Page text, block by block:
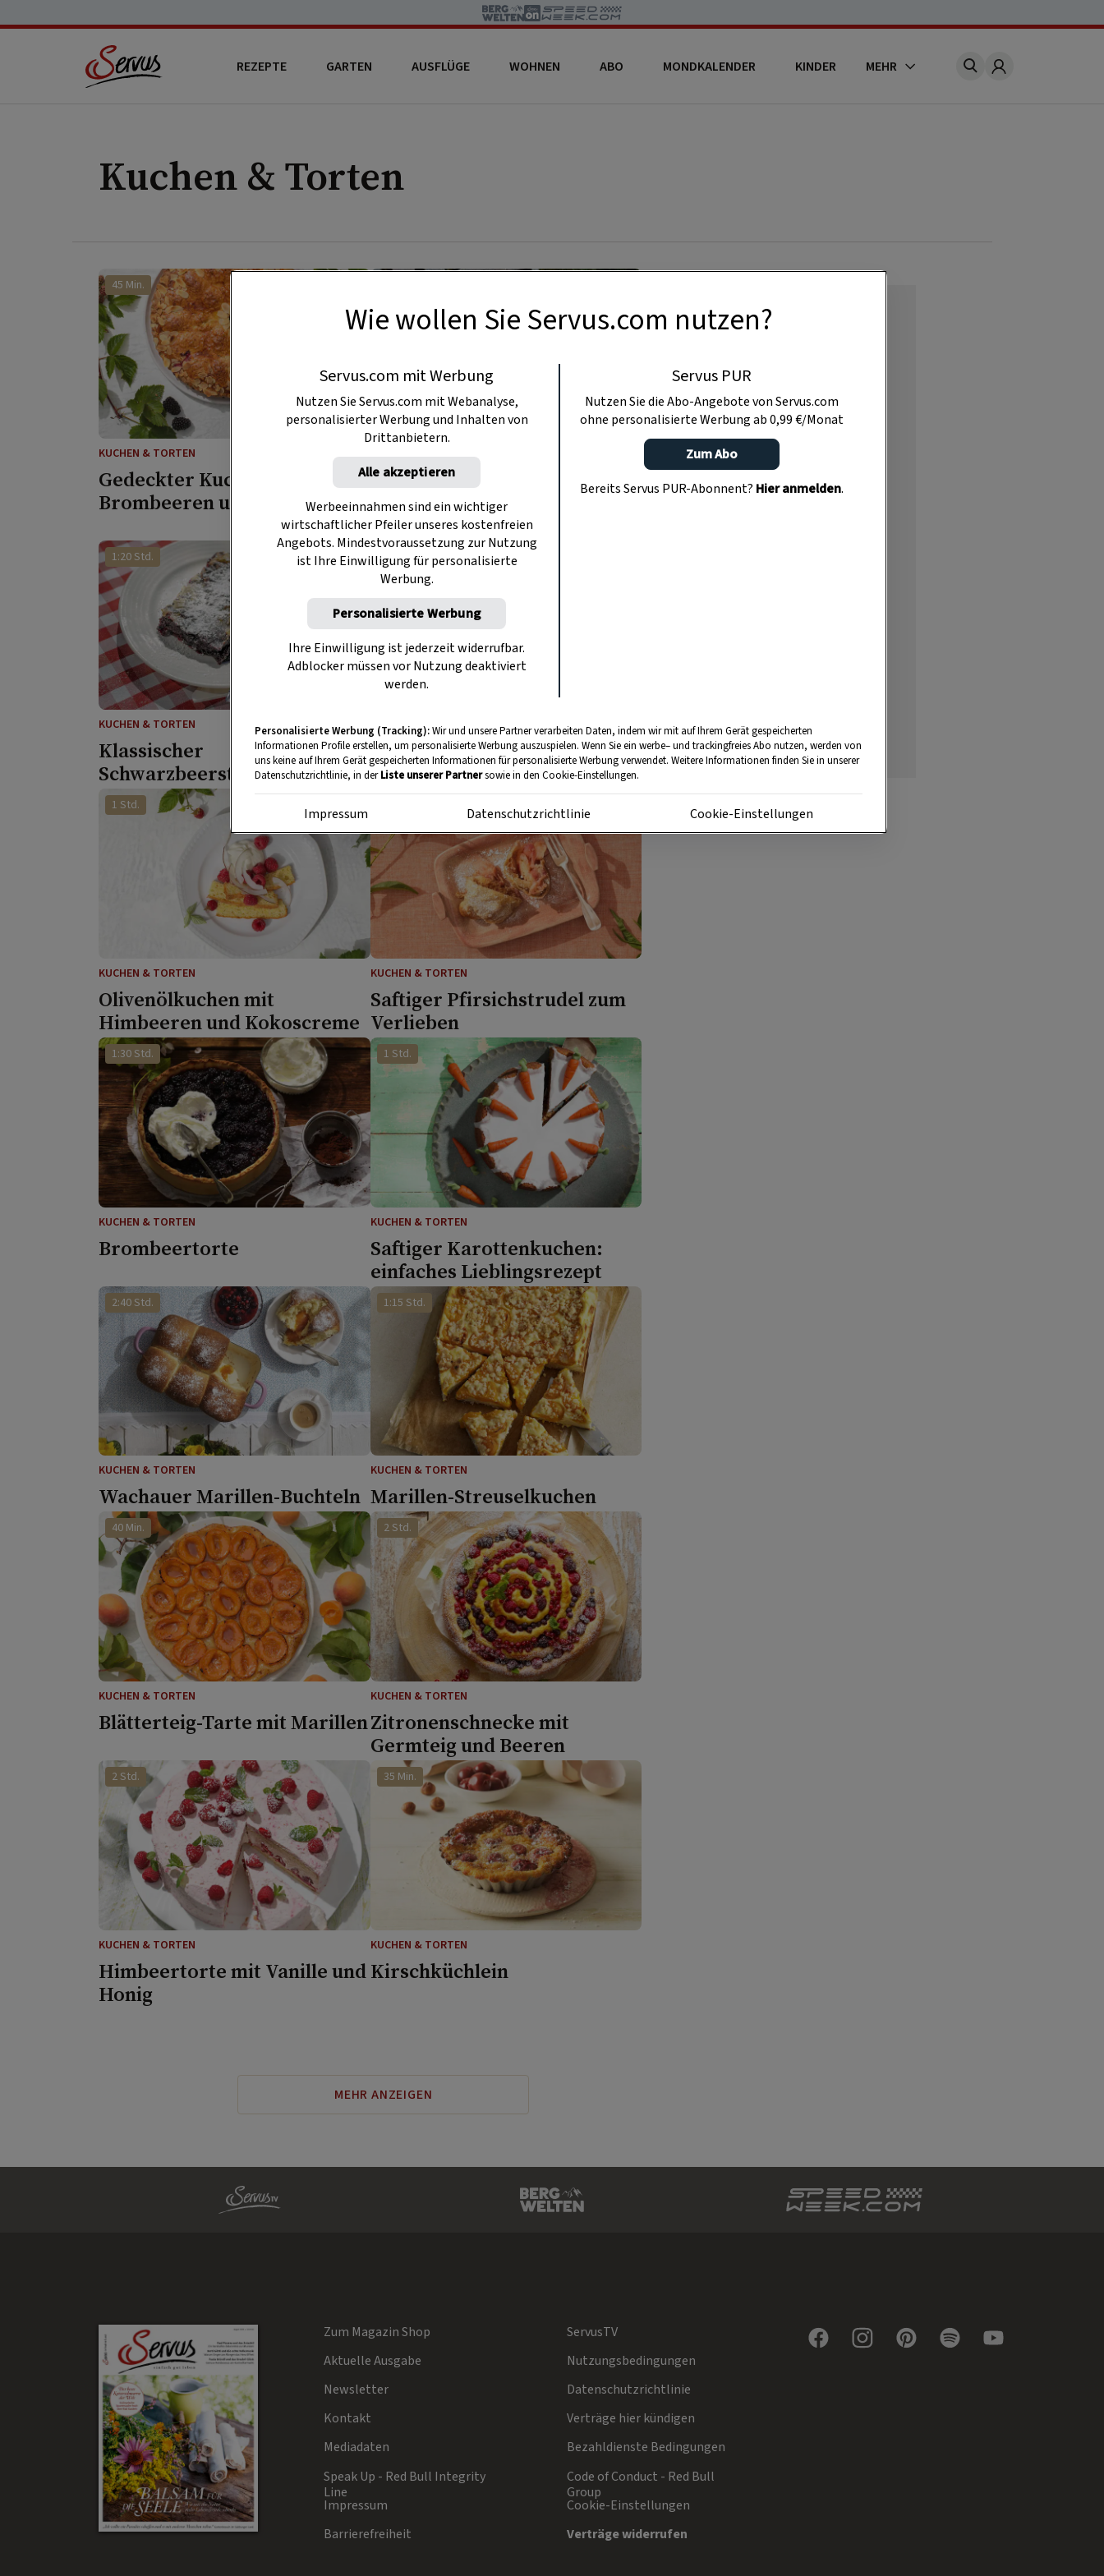
REZEPTE GARTEN AUSFLÜGE WOHNEN ABO MONDKALENDER KINDER MEHR Account
Kuchen & Torten
45 Min.
KUCHEN & TORTEN
Gedeckter Kuchen mit
Brombeeren und Mandeln
KUCHEN & TORTEN
Marillentarte von
Seminarbäuerin Magdalena
Neubauer
1:20 Std.
KUCHEN & TORTEN
Klassischer
Schwarzbeerstrudel
50 Min.
KUCHEN & TORTEN
Saftiger Kirschkuchen
1 Std.
KUCHEN & TORTEN
Olivenölkuchen mit
Himbeeren und Kokoscreme
KUCHEN & TORTEN
Saftiger Pfirsichstrudel zum
Verlieben
1:30 Std.
KUCHEN & TORTEN
Brombeertorte
1 Std.
KUCHEN & TORTEN
Saftiger Karottenkuchen:
einfaches Lieblingsrezept
2:40 Std.
KUCHEN & TORTEN
Wachauer Marillen-Buchteln
1:15 Std.
KUCHEN & TORTEN
Marillen-Streuselkuchen
40 Min.
KUCHEN & TORTEN
Blätterteig-Tarte mit Marillen
2 Std.
KUCHEN & TORTEN
Zitronenschnecke mit
Germteig und Beeren
2 Std.
KUCHEN & TORTEN
Himbeertorte mit Vanille und
Honig
35 Min.
KUCHEN & TORTEN
Kirschküchlein
MEHR ANZEIGEN
Zum Magazin Shop
Aktuelle Ausgabe
Newsletter
Kontakt
Mediadaten
Speak Up - Red Bull Integrity
Line
Impressum
Barrierefreiheit
ServusTV
Nutzungsbedingungen
Datenschutzrichtlinie
Verträge hier kündigen
Bezahldienste Bedingungen
Code of Conduct - Red Bull
Group
Cookie-Einstellungen
Verträge widerrufen
Wie wollen Sie Servus.com nutzen?
Servus.com mit Werbung
Nutzen Sie Servus.com mit Webanalyse,
personalisierter Werbung und Inhalten von
Drittanbietern.
Alle akzeptieren
Werbeeinnahmen sind ein wichtiger
wirtschaftlicher Pfeiler unseres kostenfreien
Angebots. Mindestvoraussetzung zur Nutzung
ist Ihre Einwilligung für personalisierte
Werbung.
Personalisierte Werbung
Ihre Einwilligung ist jederzeit widerrufbar.
Adblocker müssen vor Nutzung deaktiviert
werden.
Servus PUR
Nutzen Sie die Abo-Angebote von Servus.com
ohne personalisierte Werbung ab 0,99 €/Monat
Zum Abo
Bereits Servus PUR-Abonnent? Hier anmelden.
Personalisierte Werbung (Tracking):Wir und unsere Partner verarbeiten Daten, indem wir mit auf Ihrem Gerät gespeicherten
Informationen Profile erstellen, um personalisierte Werbung auszuspielen. Wenn Sie ein werbe– und trackingfreies Abo nutzen, werden von
uns keine auf Ihrem Gerät gespeicherten Informationen für personalisierte Werbung verwendet. Weitere Informationen finden Sie in unserer
Datenschutzrichtlinie, in derListe unserer Partnersowie in den Cookie-Einstellungen.
Impressum Datenschutzrichtlinie Cookie-Einstellungen